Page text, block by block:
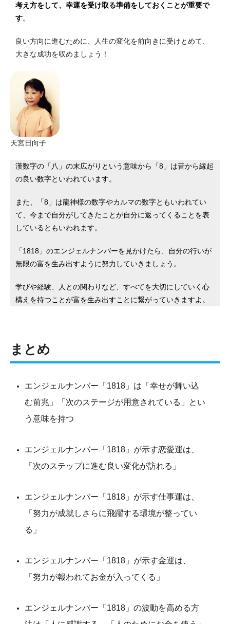
考え方をして、幸運を受け取る準備をしておくことが重要で
す。
良い方向に進むために、人生の変化を前向きに受けとめて、
大きな成功を収めましょう！
天宮日向子
漢数字の「八」の末広がりという意味から「8」は昔から縁起
の良い数字といわれています。
また、「8」は龍神様の数字やカルマの数字ともいわれてい
て、今まで自分がしてきたことが自分に返ってくることを表
しているともいわれます。
「1818」のエンジェルナンバーを見かけたら、自分の行いが
無限の富を生み出すように努力していきましょう。
学びや経験、人との関わりなど、すべてを大切にしていく心
構えを持つことが富を生み出すことに繋がっていきますよ。
まとめ
エンジェルナンバー「1818」は「幸せが舞い込
む前兆」「次のステージが用意されている」とい
う意味を持つ
エンジェルナンバー「1818」が示す恋愛運は、
「次のステップに進む良い変化が訪れる」
エンジェルナンバー「1818」が示す仕事運は、
「努力が成就しさらに飛躍する環境が整ってい
る」
エンジェルナンバー「1818」が示す金運は、
「努力が報われてお金が入ってくる」
エンジェルナンバー「1818」の波動を高める方